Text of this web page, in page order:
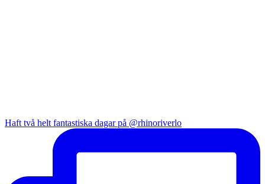
Haft två helt fantastiska dagar på @rhinoriverlo